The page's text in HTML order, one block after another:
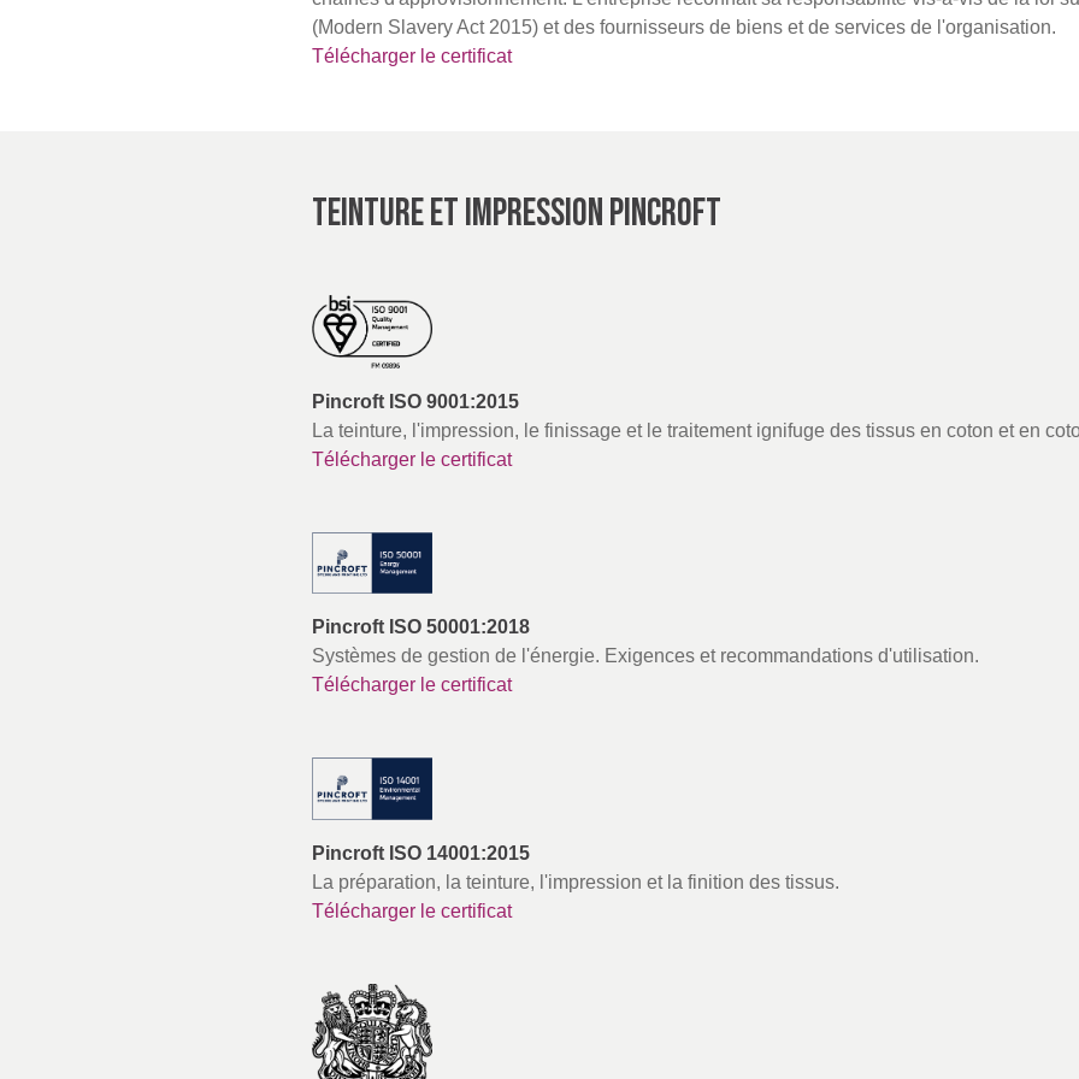
(Modern Slavery Act 2015) et des fournisseurs de biens et de services de l'organisation.
Télécharger le certificat
TEINTURE ET IMPRESSION PINCROFT
Pincroft ISO 9001:2015
La teinture, l'impression, le finissage et le traitement ignifuge des tissus en coton et en
Télécharger le certificat
Pincroft ISO 50001:2018
Systèmes de gestion de l'énergie. Exigences et recommandations d'utilisation.
Télécharger le certificat
Pincroft ISO 14001:2015
La préparation, la teinture, l'impression et la finition des tissus.
Télécharger le certificat